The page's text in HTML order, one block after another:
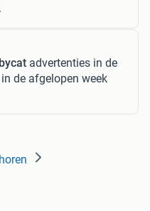
advertenties in de
de afgelopen week